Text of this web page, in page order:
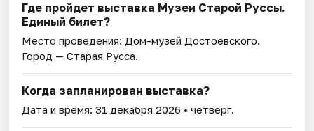
Где пройдет выставка Музеи Старой Руссы.
Единый билет?
Место проведения: Дом-музей Достоевского.
Город — Старая Русса.
Когда запланирован выставка?
Дата и время:31 декабря 2026 • четверг.